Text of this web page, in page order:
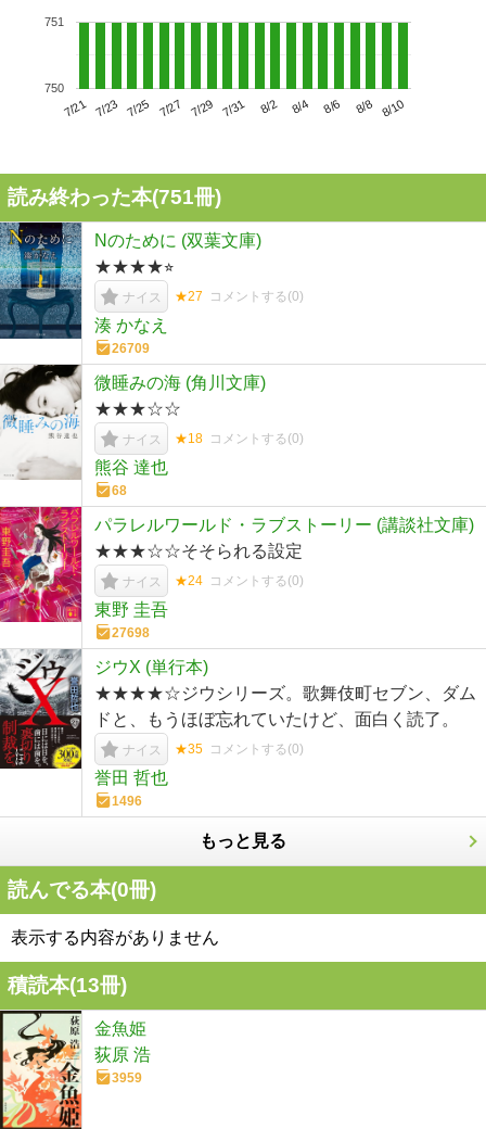
7/21 7/23 7/25 7/27 7/29 7/31 8/2 8/4 8/6 8/8 8/10
750
751
読み終わった本(751冊)
Nのために (双葉文庫)
★★★★⭐︎
ナイス ★27 コメントする(0)
湊 かなえ
26709
微睡みの海 (角川文庫)
★★★☆☆
ナイス ★18 コメントする(0)
熊谷 達也
68
パラレルワールド・ラブストーリー (講談社文庫)
★★★☆☆そそられる設定
ナイス ★24 コメントする(0)
東野 圭吾
27698
ジウX (単行本)
★★★★☆ジウシリーズ。歌舞伎町セブン、ダム
ドと、もうほぼ忘れていたけど、面白く読了。
ナイス ★35 コメントする(0)
誉田 哲也
1496
もっと見る
読んでる本(0冊)
表示する内容がありません
積読本(13冊)
金魚姫
荻原 浩
3959